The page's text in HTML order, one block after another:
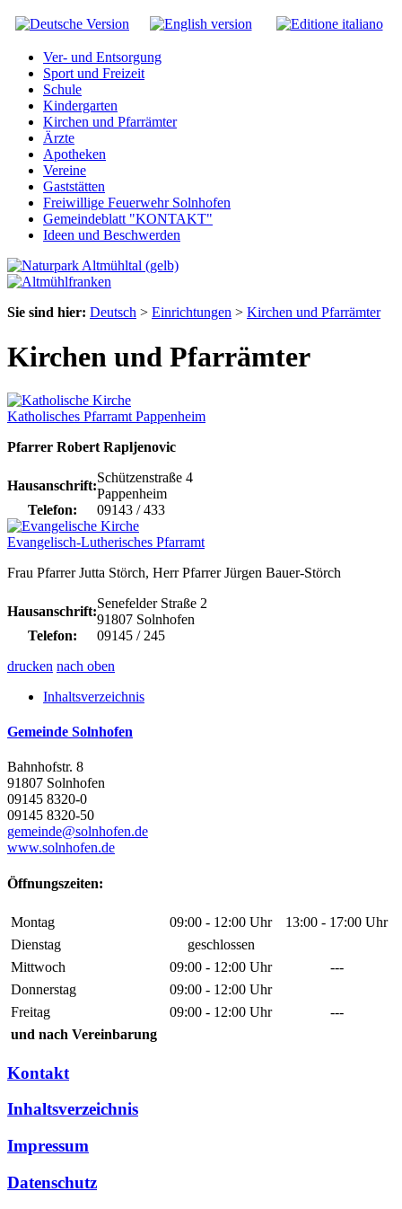
Ver- und Entsorgung
Sport und Freizeit
Schule
Kindergarten
Kirchen und Pfarrämter
Ärzte
Apotheken
Vereine
Gaststätten
Freiwillige Feuerwehr Solnhofen
Gemeindeblatt "KONTAKT"
Ideen und Beschwerden
Sie sind hier: Deutsch > Einrichtungen > Kirchen und Pfarrämter
Kirchen und Pfarrämter
Katholisches Pfarramt Pappenheim
Pfarrer Robert Rapljenovic
Hausanschrift:
Schützenstraße 4
Pappenheim
Telefon:
09143 / 433
Evangelisch-Lutherisches Pfarramt
Frau Pfarrer Jutta Störch, Herr Pfarrer Jürgen Bauer-Störch
Hausanschrift:
Senefelder Straße 2
91807 Solnhofen
Telefon:
09145 / 245
drucken nach oben
Inhaltsverzeichnis
Gemeinde Solnhofen
Bahnhofstr. 8
91807 Solnhofen
09145 8320-0
09145 8320-50
gemeinde@solnhofen.de
www.solnhofen.de
Öffnungszeiten:
Montag 09:00 - 12:00 Uhr
13:00 - 17:00 Uhr
Dienstag
geschlossen
Mittwoch
09:00 - 12:00 Uhr
---
Donnerstag
09:00 - 12:00 Uhr
Freitag
09:00 - 12:00 Uhr
---
und nach Vereinbarung
Kontakt
Inhaltsverzeichnis
Impressum
Datenschutz